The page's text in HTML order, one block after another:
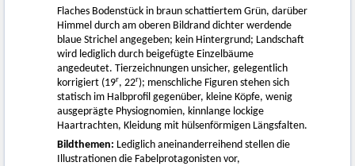
Flaches Bodenstück in braun schattiertem Grün, darüber
Himmel durch am oberen Bildrand dichter werdende
blaue Strichel angegeben; kein Hintergrund; Landschaft
wird lediglich durch beigefügte Einzelbäume
angedeutet. Tierzeichnungen unsicher, gelegentlich
korrigiert (19r, 22r); menschliche Figuren stehen sich
statisch im Halbprofil gegenüber, kleine Köpfe, wenig
ausgeprägte Physiognomien, kinnlange lockige
Haartrachten, Kleidung mit hülsenförmigen Längsfalten.
Bildthemen: Lediglich aneinanderreihend stellen die
Illustrationen die Fabelprotagonisten vor,